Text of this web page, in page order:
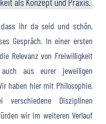
ihr da seid und schön,
Gespräch. In einer ersten
Relevanz von Freiwilligkeit
aus eurer jeweiligen
haben hier mit Philosophie,
verschiedene Disziplinen
wir im weiteren Verlauf